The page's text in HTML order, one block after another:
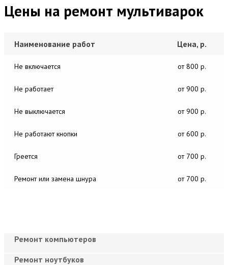
Цены на ремонт мультиварок
Наименование работ Цена, р.
Не включается от 800 р.
Не работает от 900 р.
Не выключается от 900 р.
Не работают кнопки от 600 р.
Греется от 700 р.
Ремонт или замена шнура от 700 р.
Ремонт компьютеров
Ремонт ноутбуков